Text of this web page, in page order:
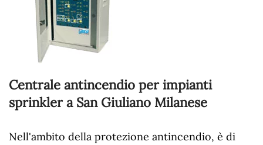
Centrale antincendio per impianti
sprinkler a San Giuliano Milanese
Nell'ambito della protezione antincendio, è di